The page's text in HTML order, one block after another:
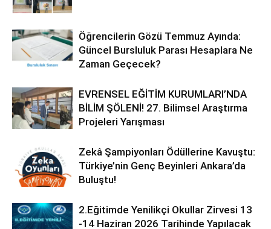
Öğrencilerin Gözü Temmuz Ayında:
Güncel Bursluluk Parası Hesaplara Ne
Zaman Geçecek?
EVRENSEL EĞİTİM KURUMLARI’NDA
BİLİM ŞÖLENİ! 27. Bilimsel Araştırma
Projeleri Yarışması
Zekâ Şampiyonları Ödüllerine Kavuştu:
Türkiye’nin Genç Beyinleri Ankara’da
Buluştu!
2.Eğitimde Yenilikçi Okullar Zirvesi 13
-14 Haziran 2026 Tarihinde Yapılacak